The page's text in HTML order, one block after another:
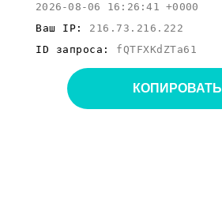
2026-08-06 16:26:41 +0000
Ваш IP: 216.73.216.222
ID запроса: fQTFXKdZTa61
КОПИРОВАТЬ